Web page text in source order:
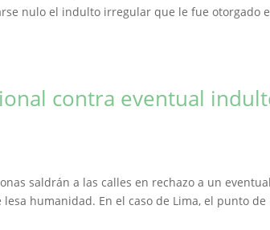
nulo el indulto irregular que le fue otorgado
contra eventual
saldrán a las calles en rechazo a un
humanidad. En el caso de Lima, el punto de